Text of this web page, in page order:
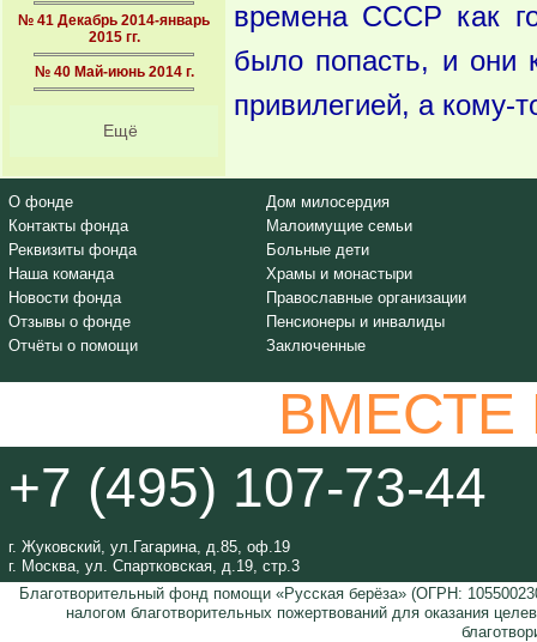
№ 41 Декабрь 2014-январь
2015 гг.
№ 40 Май-июнь 2014 г.
Ещё
времена СССР как
было попасть, и они
привилегией, а
О фонде
Контакты фонда
Реквизиты фонда
Наша команда
Новости фонда
Отзывы о фонде
Отчёты о помощи
Дом милосердия
Малоимущие семьи
Больные дети
Храмы и монастыри
Православные организации
Пенсионеры и инвалиды
Заключенные
+7 (495) 107-73-44
г. Жуковский, ул.Гагарина, д.85, оф.19
г. Москва, ул. Спартковская, д.19, стр.3
Благотворительный фонд помощи «Русская берёза» (ОГРН:
налогом благотворительных пожертвований для оказания